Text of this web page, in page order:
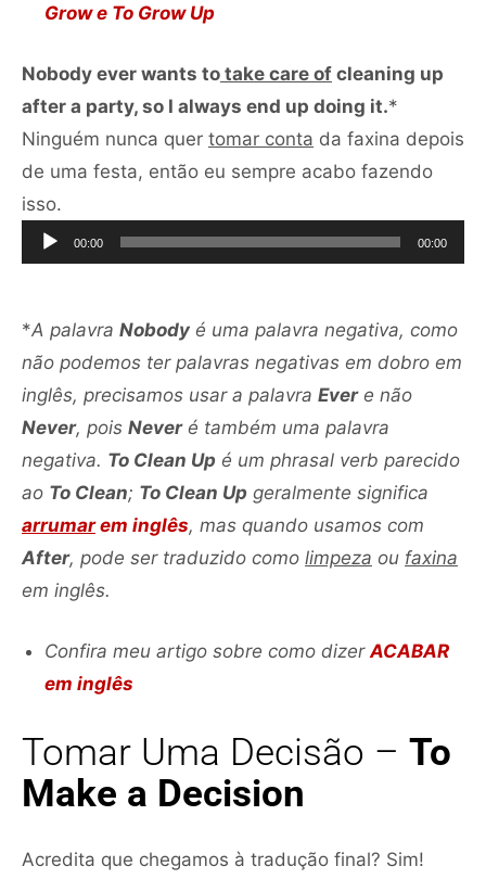
Grow e To Grow Up
Nobody ever wants to take care of cleaning up
after a party, so I always end up doing it.*
Ninguém nunca quer tomar conta da faxina depois
de uma festa, então eu sempre acabo fazendo
isso.
de
áudio
00:00 00:00
*A palavra Nobody é uma palavra negativa, como
não podemos ter palavras negativas em dobro em
inglês, precisamos usar a palavra Evere não
Never, pois Neveré também uma palavra
negativa. To Clean Up é um phrasal verb parecido
ao To Clean; To Clean Up geralmente significa
arrumarem inglês, mas quando usamos com
After, pode ser traduzido como limpeza ou faxina
em inglês.
Confira meu artigo sobre como dizer ACABAR
em inglês
Tomar Uma Decisão – To
Make a Decision
Acredita que chegamos à tradução final? Sim!